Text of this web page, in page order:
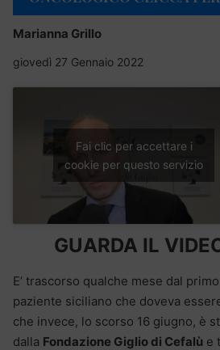
Marianna Grillo
giovedì 27 Gennaio 2022
Fai clic per accettare i
cookie per questo servizio
GUARDA IL
E’ trascorso qualche mese dal
paziente siciliano che doveva
che invece, lo scorso 16 giugno, è
dalla Fondazione Giglio di Cefalù e